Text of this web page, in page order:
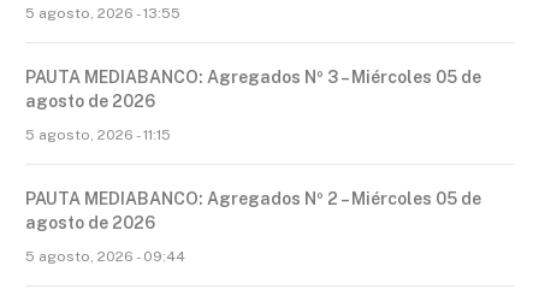
5 agosto, 2026 - 13:55
PAUTA MEDIABANCO: Agregados Nº 3 – Miércoles 05 de
agosto de 2026
5 agosto, 2026 - 11:15
PAUTA MEDIABANCO: Agregados Nº 2 – Miércoles 05 de
agosto de 2026
5 agosto, 2026 - 09:44